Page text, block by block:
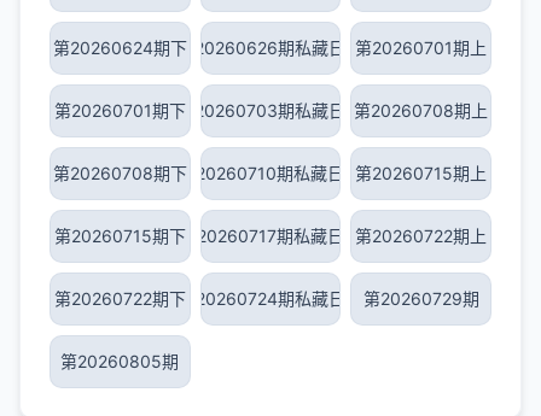
第20260624期下第20260626期私藏日记第20260701期上
第20260701期下第20260703期私藏日记第20260708期上
第20260708期下第20260710期私藏日记第20260715期上
第20260715期下第20260717期私藏日记第20260722期上
第20260722期下第20260724期私藏日记 第20260729期
第20260805期